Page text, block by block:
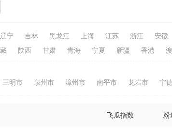
辽宁 吉林 黑龙江 上海 江苏 浙江 安徽
陕西 甘肃 青海 宁夏 新疆 香港
三明市 泉州市 漳州市 南平市 龙岩市 宁
飞瓜指数 粉